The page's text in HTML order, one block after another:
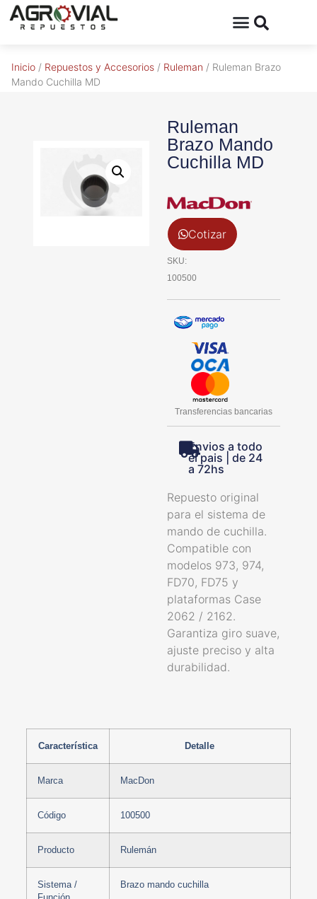
Inicio / Repuestos y Accesorios / Ruleman / Ruleman Brazo
Mando Cuchilla MD
Ruleman
Brazo Mando
Cuchilla MD
Cotizar
SKU:
100500
Transferencias bancarias
Envios a todo
el pais | de 24
a 72hs
Repuesto original
para el sistema de
mando de cuchilla.
Compatible con
modelos 973, 974,
FD70, FD75 y
plataformas Case
2062 / 2162.
Garantiza giro suave,
ajuste preciso y alta
durabilidad.
Característica Detalle
Marca MacDon
Código 100500
Producto Rulemán
Sistema /
Brazo mando cuchilla